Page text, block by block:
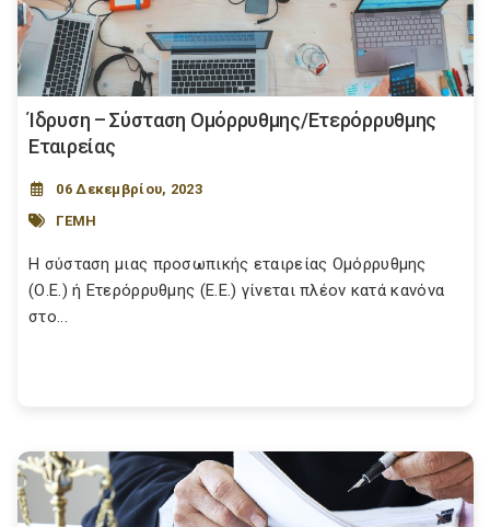
Ίδρυση – Σύσταση Ομόρρυθμης/Ετερόρρυθμης
Εταιρείας
06 Δεκεμβρίου, 2023
ΓΕΜΗ
Η σύσταση μιας προσωπικής εταιρείας Ομόρρυθμης
(Ο.Ε.) ή Ετερόρρυθμης (Ε.Ε.) γίνεται πλέον κατά κανόνα
στο...